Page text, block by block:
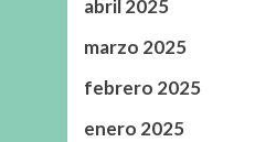
abril 2025
marzo 2025
febrero 2025
enero 2025